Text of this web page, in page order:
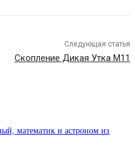
Следующая статья
Скопление Дикая Утка M11
математик и астроном из